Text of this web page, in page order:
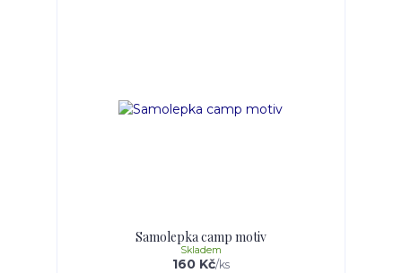
Samolepka camp motiv
160 Kč/ks
Skladem